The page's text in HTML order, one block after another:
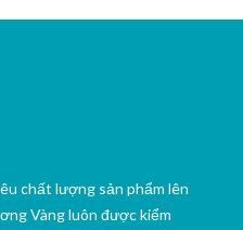
chất lượng sản phẩm lên
Vàng luôn được kiểm